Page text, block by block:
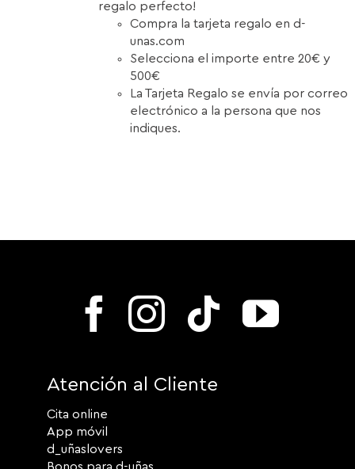
regalo perfecto!
Compra la tarjeta regalo en d-
unas.com
Selecciona el importe entre 20€ y
500€
La Tarjeta Regalo se envía por correo
electrónico a la persona que nos
indiques.
Atención al Cliente
Cita online
App móvil
d_uñaslovers